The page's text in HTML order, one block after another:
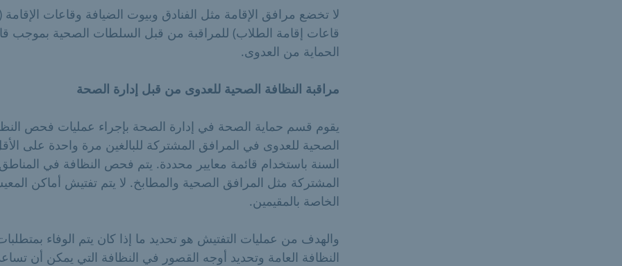
لا تخضع مرافق الإقامة مثل الفنادق وبيوت الضيافة وقاعات
قاعات إقامة الطلاب) للمراقبة من قبل السلطات الصحية بموجب
الحماية من العدوى.
مراقبة النظافة الصحية للعدوى من قبل إدارة الصحة
يقوم قسم حماية الصحة في إدارة الصحة بإجراء عمليات فحص
الصحية للعدوى في المرافق المشتركة للبالغين مرة واحدة على
السنة باستخدام قائمة معايير محددة. يتم فحص النظافة في المناطق
المشتركة مثل المرافق الصحية والمطابخ. لا يتم تفتيش أماكن
الخاصة بالمقيمين.
والهدف من عمليات التفتيش هو تحديد ما إذا كان يتم الوفاء
النظافة العامة وتحديد أوجه القصور في النظافة التي يمكن أن